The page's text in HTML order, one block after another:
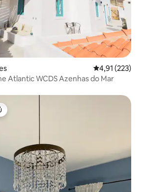
Průměrné
4,91 (223)
Atlantic WCDS Azenhas do Mar
u hostů